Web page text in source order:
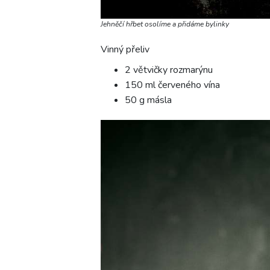
Jehněčí hřbet osolíme a přidáme bylinky
Vinný přeliv
2 větvičky rozmarýnu
150 ml červeného vína
50 g másla